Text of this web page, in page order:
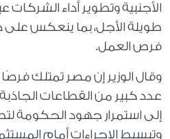
الأجنبية وتطوير أداء الشركات
طويلة الأجل، بما ينعكس على
فرص العمل.
وقال الوزير إن مصر تمتلك
عدد كبير من القطاعات
إلى استمرار جهود الحكومة
وتبسيط الإجراءات أمام